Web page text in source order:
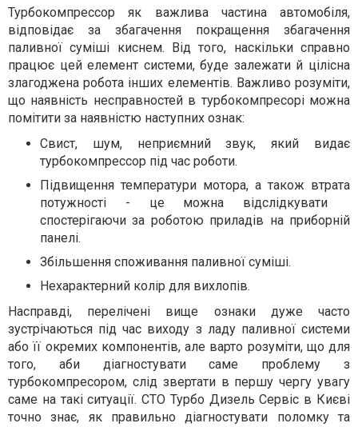
Турбокомпрессор як важлива частина автомобіля,
відповідає за збагачення покращення збагачення
паливної суміші киснем. Від того, наскільки справно
працює цей елемент системи, буде залежати й цілісна
злагоджена робота інших елементів. Важливо розуміти,
що наявність несправностей в турбокомпресорі можна
помітити за наявністю наступних ознак:
Свист, шум, неприємний звук, який видає
турбокомпрессор під час роботи.
Підвищення температури мотора, а також втрата
потужності - це можна відслідкувати
спостерігаючи за роботою приладів на приборній
панелі.
Збільшення споживання паливної суміші.
Нехарактерний колір для вихлопів.
Насправді, перелічені вище ознаки дуже часто
зустрічаються під час виходу з ладу паливної системи
або її окремих компонентів, але варто розуміти, що для
того, аби діагностувати саме проблему з
турбокомпресором, слід звертати в першу чергу увагу
саме на такі ситуації. СТО Турбо Дизель Сервіс в Києві
точно знає, як правильно діагностувати поломку та